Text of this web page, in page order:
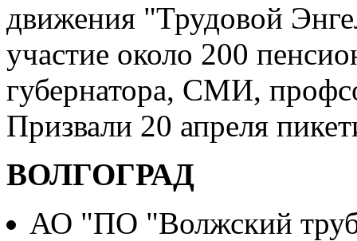
движения "Трудовой
участие около 200
губернатора, СМИ,
Призвали 20 апреля
ВОЛГОГРАД
АО "ПО "Волжский